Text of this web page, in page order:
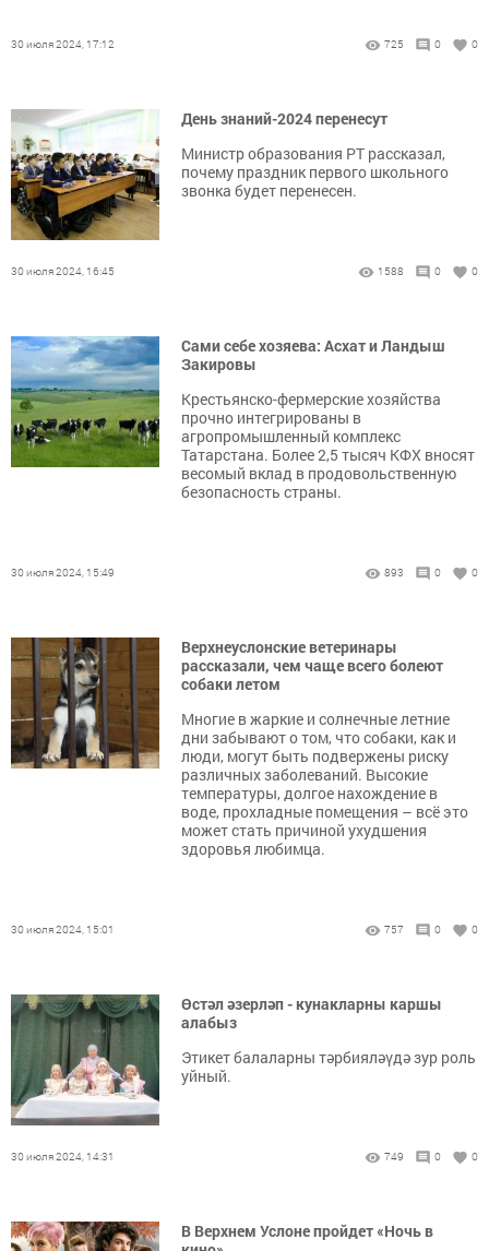
30 июля 2024, 17:12 725 0 0
День знаний-2024 перенесут
Министр образования РТ рассказал,
почему праздник первого школьного
звонка будет перенесен.
30 июля 2024, 16:45 1588 0 0
Сами себе хозяева: Асхат и Ландыш
Закировы
Крестьянско-фермерские хозяйства
прочно интегрированы в
агропромышленный комплекс
Татарстана. Более 2,5 тысяч КФХ вносят
весомый вклад в продовольственную
безопасность страны.
30 июля 2024, 15:49 893 0 0
Верхнеуслонские ветеринары
рассказали, чем чаще всего болеют
собаки летом
Многие в жаркие и солнечные летние
дни забывают о том, что собаки, как и
люди, могут быть подвержены риску
различных заболеваний. Высокие
температуры, долгое нахождение в
воде, прохладные помещения – всё это
может стать причиной ухудшения
здоровья любимца.
30 июля 2024, 15:01 757 0 0
Өстәл әзерләп - кунакларны каршы
алабыз
Этикет балаларны тәрбияләүдә зур роль
уйный.
30 июля 2024, 14:31 749 0 0
В Верхнем Услоне пройдет «Ночь в